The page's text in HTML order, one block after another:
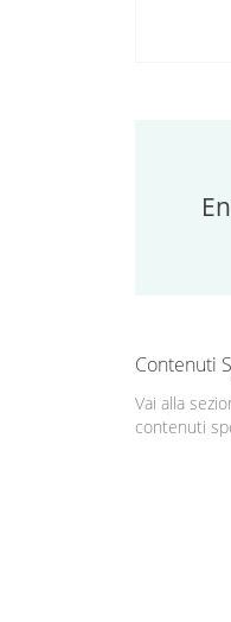
Contenuti
Vai alla
contenuti